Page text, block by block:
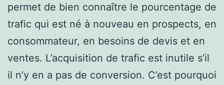
permet de bien connaître le pourcentage de
trafic qui est né à nouveau en prospects, en
consommateur, en besoins de devis et en
ventes. L’acquisition de trafic est inutile s’il
il n’y en a pas de conversion. C’est pourquoi